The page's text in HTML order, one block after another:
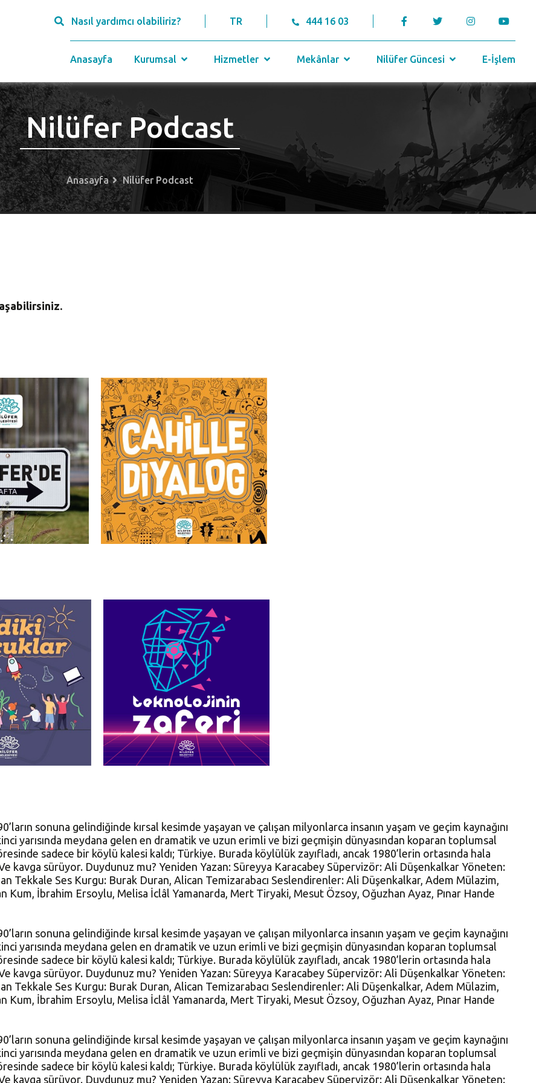
Nasıl yardımcı olabiliriz? TR 444 16 03
Anasayfa Kurumsal Hizmetler Mekânlar Nilüfer Güncesi E-İşlem
Nilüfer Podcast
Anasayfa Nilüfer Podcast
sonuna gelindiğinde kırsal kesimde yaşayan ve çalışan milyonlarca insanın yaşam ve geçim kaynağını
yarısında meydana gelen en dramatik ve uzun erimli ve bizi geçmişin dünyasından koparan toplumsal
sadece bir köylü kalesi kaldı; Türkiye. Burada köylülük zayıfladı, ancak 1980’lerin ortasında hala
kavga sürüyor. Duydunuz mu? Yeniden Yazan: Süreyya Karacabey Süpervizör: Ali Düşenkalkar Yöneten:
Tekkale Ses Kurgu: Burak Duran, Alican Temizarabacı Seslendirenler: Ali Düşenkalkar, Adem Mülazim,
Kum, İbrahim Ersoylu, Melisa İclâl Yamanarda, Mert Tiryaki, Mesut Özsoy, Oğuzhan Ayaz, Pınar Hande
sonuna gelindiğinde kırsal kesimde yaşayan ve çalışan milyonlarca insanın yaşam ve geçim kaynağını
yarısında meydana gelen en dramatik ve uzun erimli ve bizi geçmişin dünyasından koparan toplumsal
sadece bir köylü kalesi kaldı; Türkiye. Burada köylülük zayıfladı, ancak 1980’lerin ortasında hala
kavga sürüyor. Duydunuz mu? Yeniden Yazan: Süreyya Karacabey Süpervizör: Ali Düşenkalkar Yöneten:
Tekkale Ses Kurgu: Burak Duran, Alican Temizarabacı Seslendirenler: Ali Düşenkalkar, Adem Mülazim,
Kum, İbrahim Ersoylu, Melisa İclâl Yamanarda, Mert Tiryaki, Mesut Özsoy, Oğuzhan Ayaz, Pınar Hande
sonuna gelindiğinde kırsal kesimde yaşayan ve çalışan milyonlarca insanın yaşam ve geçim kaynağını
yarısında meydana gelen en dramatik ve uzun erimli ve bizi geçmişin dünyasından koparan toplumsal
sadece bir köylü kalesi kaldı; Türkiye. Burada köylülük zayıfladı, ancak 1980’lerin ortasında hala
kavga sürüyor. Duydunuz mu? Yeniden Yazan: Süreyya Karacabey Süpervizör: Ali Düşenkalkar Yöneten: